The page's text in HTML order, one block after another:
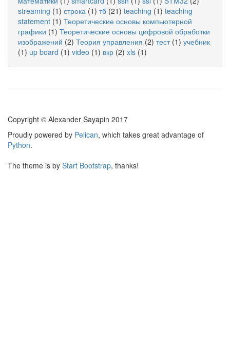
streaming (1) строка (1) тб (21) teaching (1) teaching
statement (1) Теоретические основы компьютерной
графики (1) Теоретические основы цифровой обработки
изображений (2) Теория управления (2) тест(1) учебник
(1) up board (1) video (1) вкр (2) xls (1)
Copyright © Alexander Sayapin 2017
Proudly powered by Pelican, which takes great advantage of
Python.
The theme is by Start Bootstrap, thanks!